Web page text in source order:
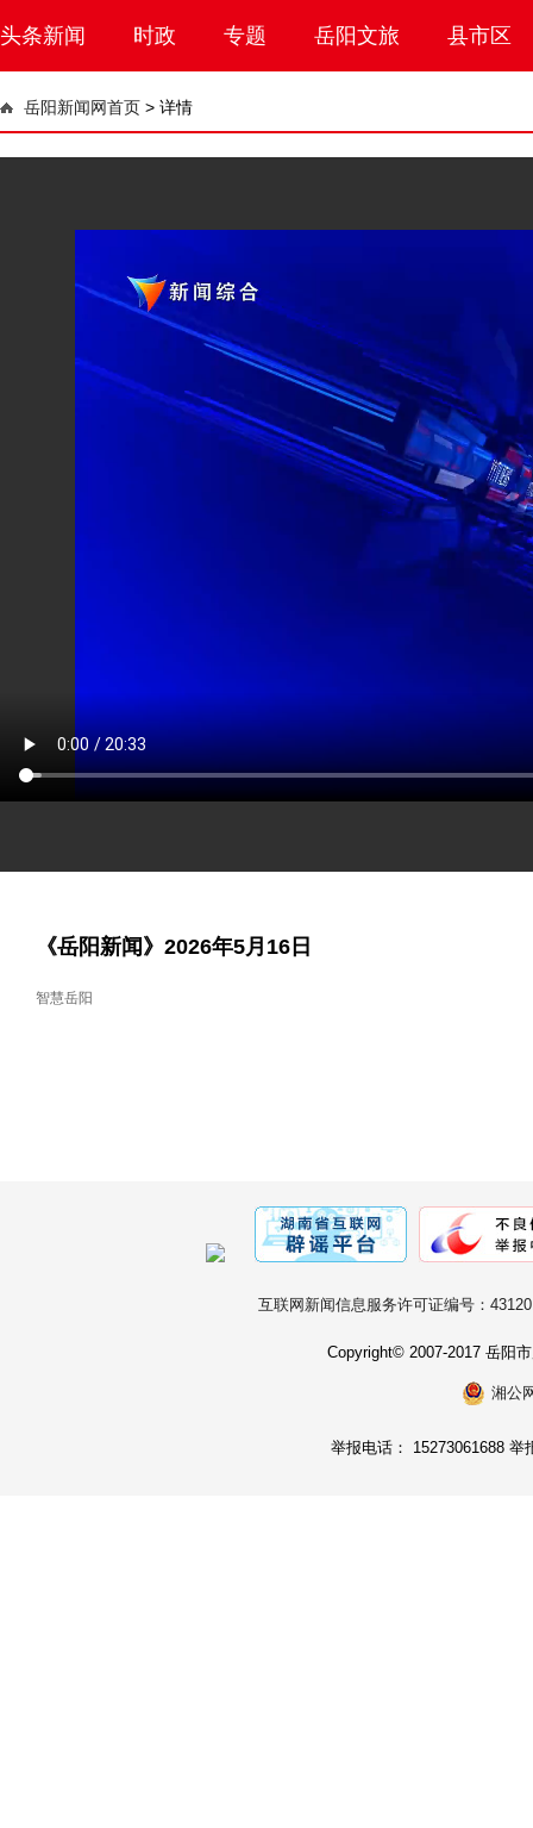
头条新闻 时政 专题 岳阳文旅 县市区
岳阳新闻网首页 > 详情
《岳阳新闻》2026年5月16日
智慧岳阳
互联网新闻信息服务许可证编号：
Copyright© 2007-2017 岳阳
湘公
举报电话： 15273061688